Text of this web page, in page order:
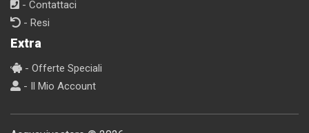
- Contattaci
- Resi
Extra
- Offerte Speciali
- Il Mio Account